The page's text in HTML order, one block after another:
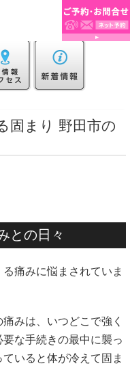
固まり 野田市の
との日々
痛みに悩まされていま
みは、いつどこで強く
な手続きの最中に襲っ
いると体が冷えて固ま